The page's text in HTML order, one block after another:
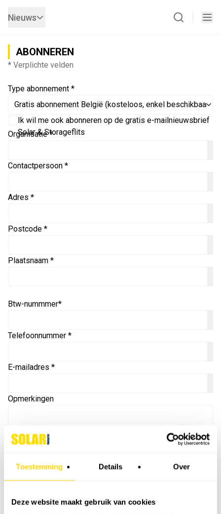
Toestemming Details Over
Deze website maakt gebruik van cookies
Nieuws
ABONNEREN
* Verplichte velden
Type abonnement *
Ik wil me ook abonneren op de gratis e-mailnieuwsbrief
Solar & Storageflits
Organisatie *
Contactpersoon *
Adres *
Postcode *
Plaatsnaam *
Btw-nummmer*
Telefoonnummer *
E-mailadres *
Opmerkingen
Ja, ik stem in met de